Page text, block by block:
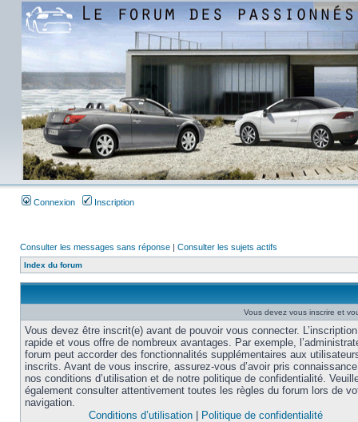
Connexion Inscription
Consulter les messages sans réponse | Consulter les sujets actifs
Index du forum
Vous devez vous inscrire et
Vous devez être inscrit(e) avant de pouvoir vous connecter.
rapide et vous offre de nombreux avantages. Par exemple,
forum peut accorder des fonctionnalités supplémentaires aux
inscrits. Avant de vous inscrire, assurez-vous d’avoir pris
nos conditions d’utilisation et de notre politique de confidentialité.
également consulter attentivement toutes les règles du forum lors de
navigation.
Conditions d’utilisation
Politique de confidentialité